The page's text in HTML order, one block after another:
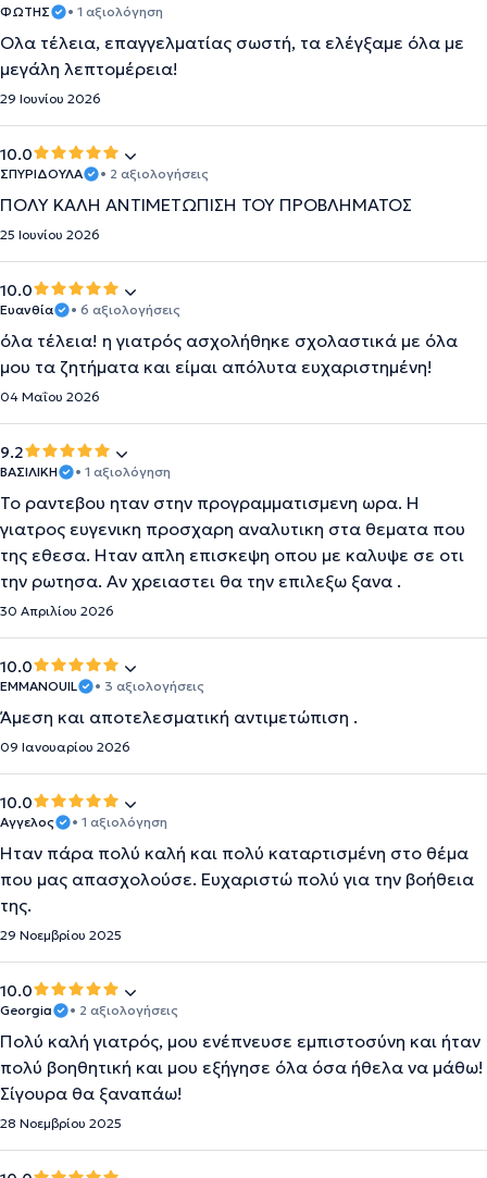
ΦΩΤΗΣ • 1 αξιολόγηση
Ολα τέλεια, επαγγελματίας σωστή, τα ελέγξαμε όλα με
μεγάλη λεπτομέρεια!
29 Ιουνίου 2026
10.0
ΣΠΥΡΙΔΟΥΛΑ • 2 αξιολογήσεις
ΠΟΛΥ ΚΑΛΗ ΑΝΤΙΜΕΤΩΠΙΣΗ ΤΟΥ ΠΡΟΒΛΗΜΑΤΟΣ
25 Ιουνίου 2026
10.0
Ευανθία • 6 αξιολογήσεις
όλα τέλεια! η γιατρός ασχολήθηκε σχολαστικά με όλα
μου τα ζητήματα και είμαι απόλυτα ευχαριστημένη!
04 Μαΐου 2026
9.2
ΒΑΣΙΛΙΚΗ • 1 αξιολόγηση
Το ραντεβου ηταν στην προγραμματισμενη ωρα. Η
γιατρος ευγενικη προσχαρη αναλυτικη στα θεματα που
της εθεσα. Ηταν απλη επισκεψη οπου με καλυψε σε οτι
την ρωτησα. Αν χρειαστει θα την επιλεξω ξανα .
30 Απριλίου 2026
10.0
EMMANOUIL • 3 αξιολογήσεις
Άμεση και αποτελεσματική αντιμετώπιση .
09 Ιανουαρίου 2026
10.0
Αγγελος • 1 αξιολόγηση
Ήταν πάρα πολύ καλή και πολύ καταρτισμένη στο θέμα
που μας απασχολούσε. Ευχαριστώ πολύ για την βοήθεια
της.
29 Νοεμβρίου 2025
10.0
Georgia • 2 αξιολογήσεις
Πολύ καλή γιατρός, μου ενέπνευσε εμπιστοσύνη και ήταν
πολύ βοηθητική και μου εξήγησε όλα όσα ήθελα να μάθω!
Σίγουρα θα ξαναπάω!
28 Νοεμβρίου 2025